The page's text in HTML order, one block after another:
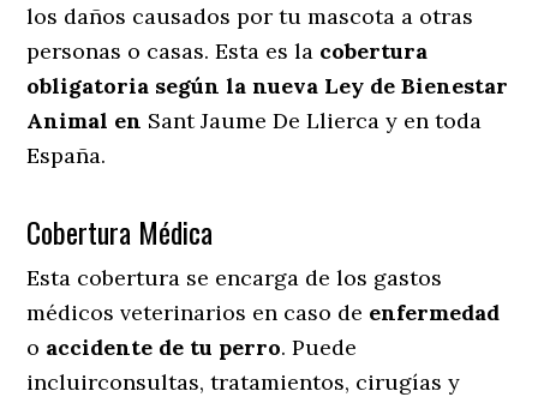
los daños causados por tu mascota a otras
personas o casas. Esta es la cobertura
obligatoria según la nueva Ley de Bienestar
Animal en Sant Jaume De Llierca y en toda
España.
Cobertura Médica
Esta cobertura se encarga de los gastos
médicos veterinarios en caso de enfermedad
o accidente de tu perro. Puede
incluirconsultas, tratamientos, cirugías y